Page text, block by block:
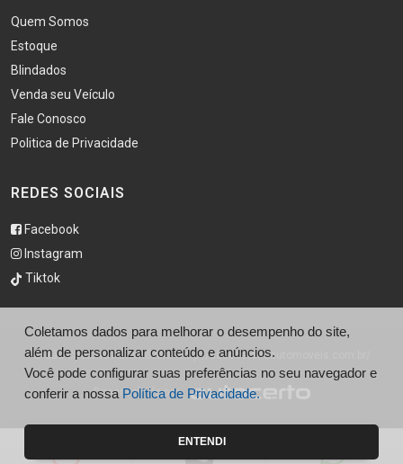
Quem Somos
Estoque
Blindados
Venda seu Veículo
Fale Conosco
Politica de Privacidade
REDES SOCIAIS
Facebook
Instagram
Tiktok
© São Caetano Automóveis - http://saocaetanoautomoveis.com.br/
Desenvolvido por
Coletamos dados para melhorar o desempenho do site,
além de personalizar conteúdo e anúncios.
Você pode configurar suas preferências no seu navegador e
conferir a nossa Política de Privacidade.
ENTENDI